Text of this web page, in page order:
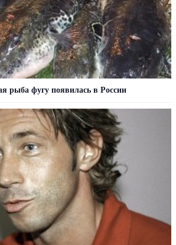
рыба фугу появилась в России